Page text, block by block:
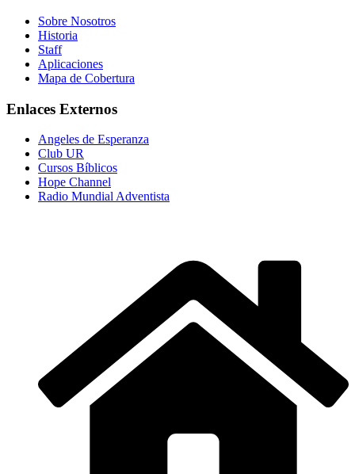
Sobre Nosotros
Historia
Staff
Aplicaciones
Mapa de Cobertura
Enlaces Externos
Angeles de Esperanza
Club UR
Cursos Bíblicos
Hope Channel
Radio Mundial Adventista